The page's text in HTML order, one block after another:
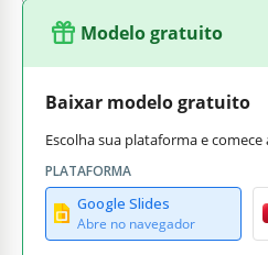
Modelo gratuito
Baixar modelo gratuito
Escolha sua plataforma e
PLATAFORMA
Google Slides
Abre no navegador